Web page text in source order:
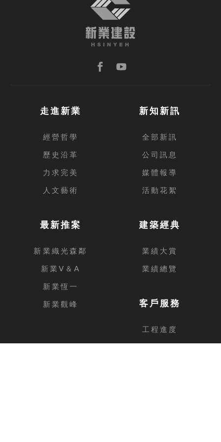
走進新業
經營哲學
歷史沿革
力求完美
人文藝術
新知新訊
全部新訊
公司訊息
媒體報導
活動花絮
最新推案
新業織光森鄰
新業V＆A
新業恆一
新業觀峰
建築經典
業績大賞
業績總覽
客戶服務
工程進度